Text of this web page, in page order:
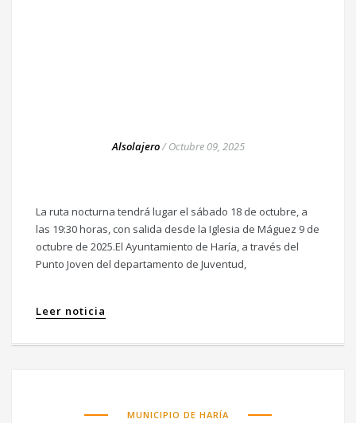
Alsolajero/Octubre 09, 2025
La ruta nocturna tendrá lugar el sábado 18 de octubre, a
las 19:30 horas, con salida desde la Iglesia de Máguez 9 de
octubre de 2025.El Ayuntamiento de Haría, a través del
Punto Joven del departamento de Juventud,
Leer noticia
MUNICIPIO DE HARÍA